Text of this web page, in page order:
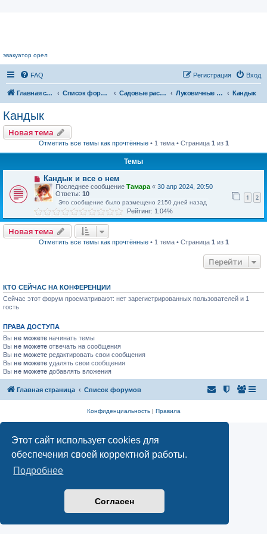
Этот сайт использует cookies для
обеспечения своей корректной работы.
Подробнее
Согласен
эвакуатор орел
FAQ Вход
Регистрация
Главная страница Список форумов Садовые растения Луковичные растения Кандык
Кандык
Новая тема
Отметить все темы как прочтённые• 1 тема • Страница 1 из 1
Темы
Кандык и все о нем
Последнее сообщение Тамара « 30 апр 2024, 20:50
Ответы: 10 1 2
Это сообщение было размещено 2150 дней назад
Рейтинг: 1.04%
Новая тема
Отметить все темы как прочтённые• 1 тема • Страница 1 из 1
Перейти
КТО СЕЙЧАС НА КОНФЕРЕНЦИИ
Сейчас этот форум просматривают: нет зарегистрированных пользователей и 1
гость
ПРАВА ДОСТУПА
Вы не можете начинать темы
Вы не можете отвечать на сообщения
Вы не можете редактировать свои сообщения
Вы не можете удалять свои сообщения
Вы не можете добавлять вложения
Главная страница Список форумов
Конфиденциальность| Правила